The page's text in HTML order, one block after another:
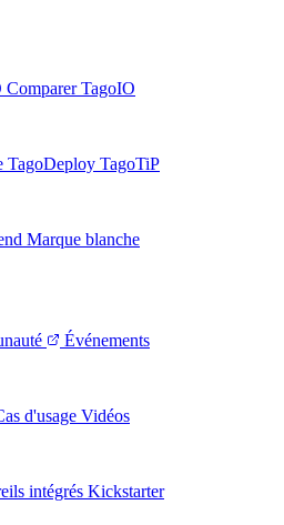
Comparer TagoIO
TagoDeploy TagoTiP
Marque blanche
Événements
d'usage Vidéos
intégrés Kickstarter